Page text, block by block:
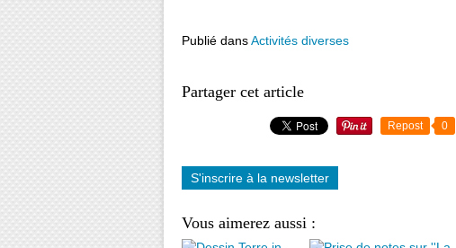
Publié dansActivités diverses
Partager cet article
Repost 0
S'inscrire à la newsletter
Vous aimerez aussi :